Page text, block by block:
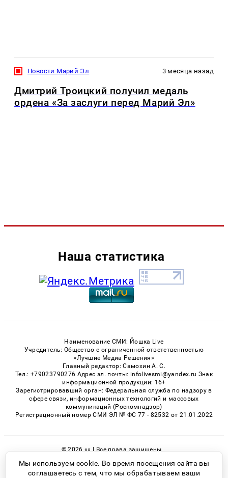
Новости Марий Эл 3 месяца назад
Дмитрий Троицкий получил медаль
ордена «За заслуги перед Марий Эл»
Наша статистика
Наименование СМИ: Йошка Live
Учредитель: Общество с ограниченной ответственностью
«Лучшие Медиа Решения»
Главный редактор: Самохин А. С.
Тел.: +79023790276 Адрес эл. почты: infolivesmi@yandex.ru Знак
информационной продукции: 16+
Зарегистрировавший орган: Федеральная служба по надзору в
сфере связи, информационных технологий и массовых
коммуникаций (Роскомнадзор)
Регистрационный номер СМИ ЭЛ № ФС 77 - 82532 от 21.01.2022
© 2026 «» | Все права защищены
Возрастная категория сайта 16+
Политика конфиденциальности
Мы используем cookie. Во время посещения сайта вы
соглашаетесь с тем, что мы обрабатываем ваши